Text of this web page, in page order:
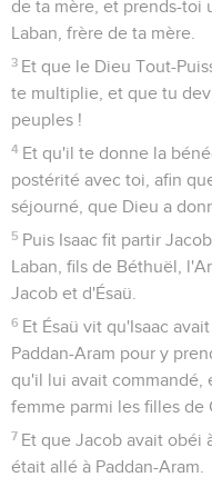
de ta mère, et prends-toi
Laban, frère de ta mère.
3 Et que le Dieu Tout-
te multiplie, et que tu
peuples !
4 Et qu'il te donne la
postérité avec toi, afin
séjourné, que Dieu a
5 Puis Isaac fit partir
Laban, fils de Béthuël,
Jacob et d'Ésaü.
6 Et Ésaü vit qu'Isaac
Paddan-Aram pour y
qu'il lui avait commandé,
femme parmi les filles de
7 Et que Jacob avait obéi
était allé à Paddan-Aram.